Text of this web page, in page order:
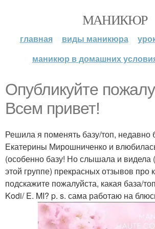
МАНИКЮР
главная виды маникюра
маникюр в домашних
Опубликуйте
Всем привет!
Решила я поменять базу/топ, недавно
Екатерины Мирошниченко и
(особенно базу! Но слышала и видела
этой группе) прекрасных отзывов про
подскажите пожалуйста, какая база/
Kodi/ E. MI? p. s. сама работаю на